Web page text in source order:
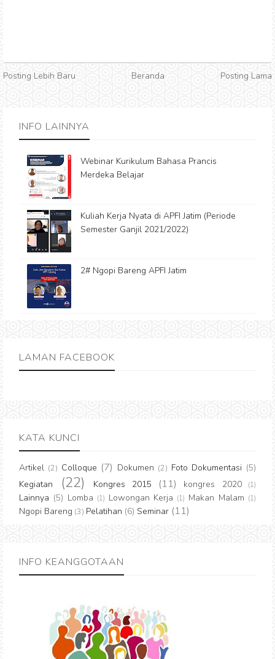
Posting Lebih Baru Beranda Posting Lama
INFO LAINNYA
Webinar Kurikulum Bahasa Prancis
Merdeka Belajar
Kuliah Kerja Nyata di APFI Jatim (Periode
Semester Ganjil 2021/2022)
2# Ngopi Bareng APFI Jatim
LAMAN FACEBOOK
KATA KUNCI
Artikel (2) Colloque (7) Dokumen (2) Foto Dokumentasi (5)
Kegiatan
(22) Kongres 2015 (11) kongres 2020 (1)
Lainnya (5) Lomba (1) Lowongan Kerja (1) Makan Malam (1)
Ngopi Bareng (3) Pelatihan (6) Seminar (11)
INFO KEANGGOTAAN